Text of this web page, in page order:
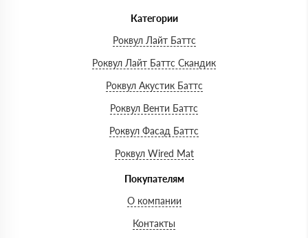
Категории
Роквул Лайт Баттс
Роквул Лайт Баттс Скандик
Роквул Акустик Баттс
Роквул Венти Баттс
Роквул Фасад Баттс
Роквул Wired Mat
Покупателям
О компании
Контакты